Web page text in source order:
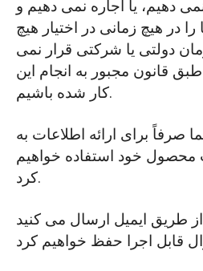
دهیم، یا اجاره نمی دهیم و
هیچ زمانی در اختیار هیچ
دولتی یا شرکتی قرار نمی
طبق قانون مجبور به انجام این
کار شده باشیم.
صرفاً برای ارائه اطلاعات به
محصول خود استفاده خواهیم
کرد.
از طریق ایمیل ارسال می کنید